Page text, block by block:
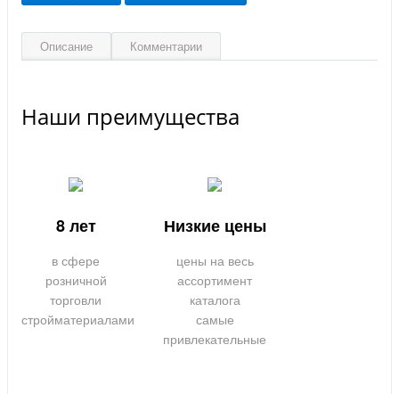
Описание Комментарии
Наши преимущества
8 лет
в сфере
розничной
торговли
стройматериалами
Низкие цены
цены на весь
ассортимент
каталога
самые
привлекательные